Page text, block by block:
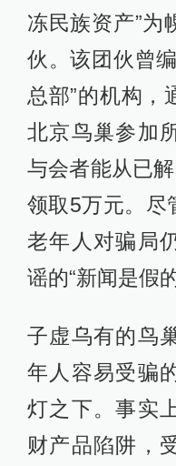
冻民族资产”为
伙。该团伙曾
总部”的机构，
北京鸟巢参加
与会者能从已
领取5万元。尽
老年人对骗局
谣的“新闻是假的
子虚乌有的鸟
年人容易受骗
灯之下。事实
财产品陷阱，